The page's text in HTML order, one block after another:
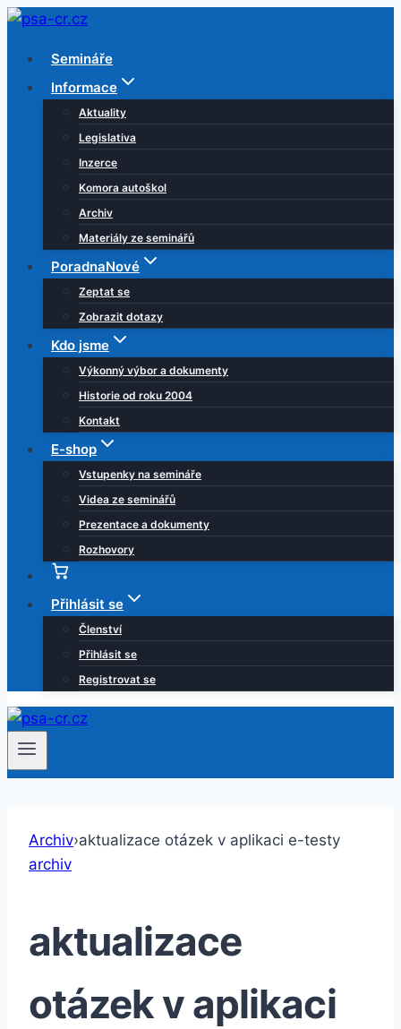
Přeskočit
obsah Semináře
Informace
Aktuality
Legislativa
Inzerce
Komora autoškol
Archiv
Materiály ze seminářů
PoradnaNové
Zeptat se
Zobrazit dotazy
Kdo jsme
Výkonný výbor a dokumenty
Historie od roku 2004
Kontakt
E-shop
Vstupenky na semináře
Videa ze seminářů
Prezentace a dokumenty
Rozhovory
Přihlásit se
Členství
Přihlásit se
Registrovat se
Archiv›aktualizace otázek v aplikaci e-testy
archiv
aktualizace
otázek v aplikaci